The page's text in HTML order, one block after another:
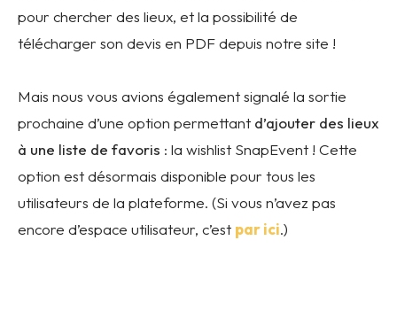
pour chercher des lieux, et la possibilité de
télécharger son devis en PDF depuis notre site !
Mais nous vous avions également signalé la sortie
prochaine d’une option permettant d’ajouter des lieux
à une liste de favoris : la wishlist SnapEvent ! Cette
option est désormais disponible pour tous les
utilisateurs de la plateforme. (Si vous n’avez pas
encore d’espace utilisateur, c’est par ici.)